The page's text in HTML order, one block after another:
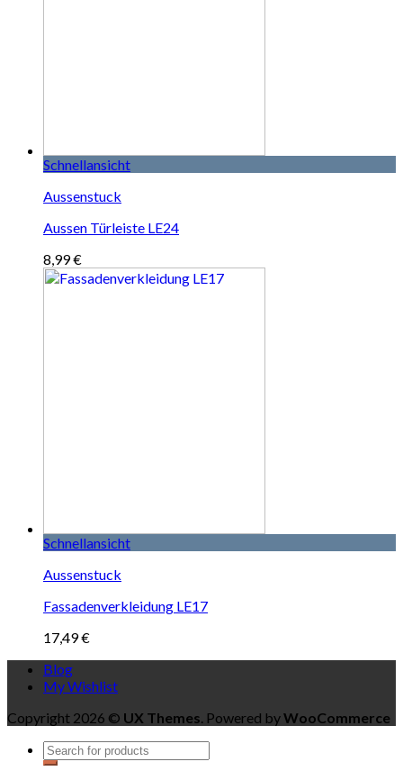
Schnellansicht
Aussenstuck
Aussen Türleiste LE24
8,99€
Schnellansicht
Aussenstuck
Fassadenverkleidung LE17
17,49€
Blog
My Wishlist
Copyright 2026 © UX Themes. Powered byWooCommerce